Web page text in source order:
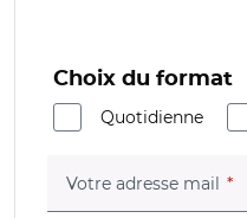
Choix du format
Quotidienne
Votre adresse mail